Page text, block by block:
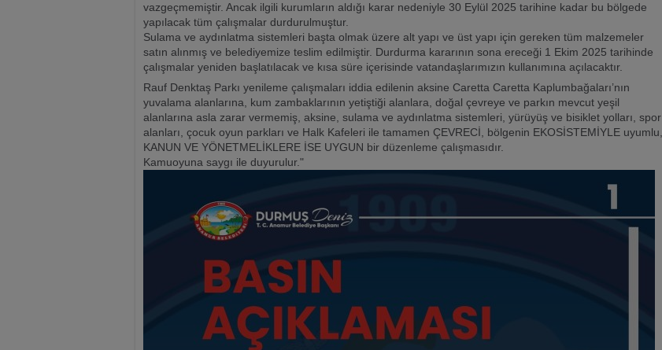
vazgeçmemiştir. Ancak ilgili kurumların aldığı karar nedeniyle 30 Eylül 2025 tarihine kadar bu bölgede
yapılacak tüm çalışmalar durdurulmuştur.
Sulama ve aydınlatma sistemleri başta olmak üzere alt yapı ve üst yapı için gereken tüm malzemeler
satın alınmış ve belediyemize teslim edilmiştir. Durdurma kararının sona ereceği 1 Ekim 2025 tarihinde
çalışmalar yeniden başlatılacak ve kısa süre içerisinde vatandaşlarımızın kullanımına açılacaktır.
Rauf Denktaş Parkı yenileme çalışmaları iddia edilenin aksine Caretta Caretta Kaplumbağaları’nın
yuvalama alanlarına, kum zambaklarının yetiştiği alanlara, doğal çevreye ve parkın mevcut yeşil
alanlarına asla zarar vermemiş, aksine, sulama ve aydınlatma sistemleri, yürüyüş ve bisiklet yolları, spor
alanları, çocuk oyun parkları ve Halk Kafeleri ile tamamen ÇEVRECİ, bölgenin EKOSİSTEMİYLE uyumlu,
KANUN VE YÖNETMELİKLERE İSE UYGUN bir düzenleme çalışmasıdır.
Kamuoyuna saygı ile duyurulur."